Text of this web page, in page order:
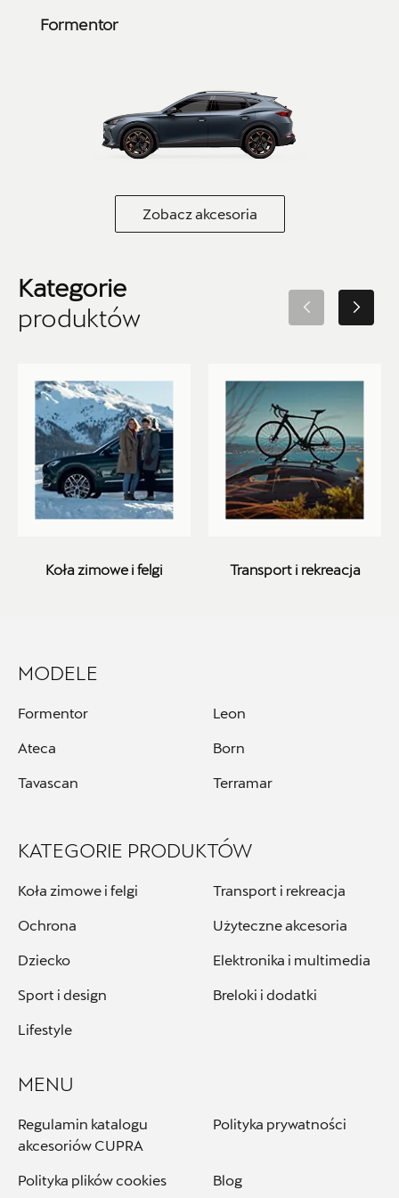
Formentor
Zobacz akcesoria
Kategorie
produktów
Koła zimowe i felgi Transport i rekreacja
Gulczewo
ul. Krakowska 33, Wieliczka
seat.czesci@autoluzar.pl
ul. Wrocławska 159, Wałbrzych
+48 662 137 964
21590.magazyn@partner.skoda.pl
Auto-Blak
CZESCI.FARBIARSKA@AUTO-BLAK.PL
Bednarek
ul. Szczecińska 38A, Łódź
Carsed
MODELE
Formentor Leon
Ateca Born
Tavascan Terramar
KATEGORIE PRODUKTÓW
Koła zimowe i felgi Transport i rekreacja
Ochrona Użyteczne akcesoria
Dziecko Elektronika i multimedia
Sport i design Breloki i dodatki
Lifestyle
MENU
Regulamin katalogu
akcesoriów CUPRA
Polityka prywatności
Polityka plików cookies Blog